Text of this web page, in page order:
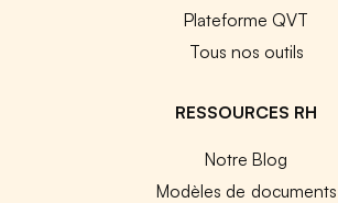
Plateforme QVT
Tous nos outils
RESSOURCES RH
Notre Blog
Modèles de documents